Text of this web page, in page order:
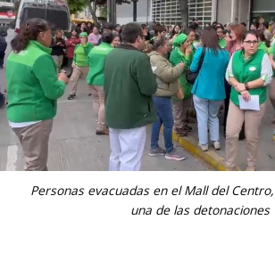
Personas evacuadas en el Mall del
una de las detonaciones